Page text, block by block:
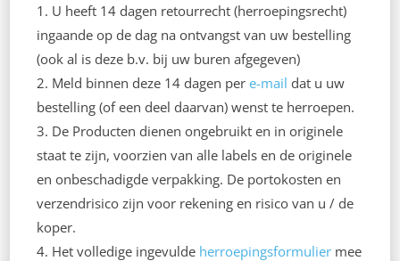
1. U heeft 14 dagen retourrecht (herroepingsrecht)
ingaande op de dag na ontvangst van uw bestelling
(ook al is deze b.v. bij uw buren afgegeven)
2. Meld binnen deze 14 dagen per e-mail dat u uw
bestelling (of een deel daarvan) wenst te herroepen.
3. De Producten dienen ongebruikt en in originele
staat te zijn, voorzien van alle labels en de originele
en onbeschadigde verpakking. De portokosten en
verzendrisico zijn voor rekening en risico van u / de
koper.
4. Het volledige ingevulde herroepingsformuliermee